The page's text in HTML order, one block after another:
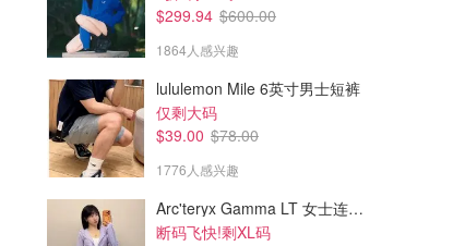
$20.00
浮雕白色花洗手液瓶
$4.99
水洗雪尼尔浴室地垫
40*50cm
Simons
$299.94 $600.00
1864人感兴趣
lululemon Mile 6英寸男士短裤
仅剩大码
$39.00 $78.00
1776人感兴趣
Arc'teryx Gamma LT 女士连帽夹克
断码飞快!剩XL码